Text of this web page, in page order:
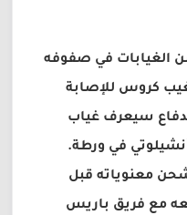
الغيابات في صفوفه
كروس للإصابة
سيعرف غياب
في ورطة.
معنوياته قبل
مع فريق باريس